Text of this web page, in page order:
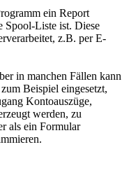
ein Report
Spool-Liste ist. Diese
z.B. per E-
in manchen Fällen kann
Beispiel eingesetzt,
Kontoauszüge,
werden, zu
als ein Formular